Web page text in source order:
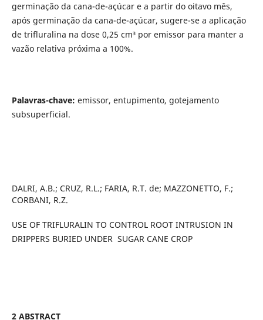
germinação da cana-de-açúcar e a partir do oitavo mês,
após germinação da cana-de-açúcar, sugere-se a aplicação
de trifluralina na dose 0,25 cm³ por emissor para manter a
vazão relativa próxima a 100%.
Palavras-chave: emissor, entupimento, gotejamento
subsuperficial.
DALRI, A.B.; CRUZ, R.L.; FARIA, R.T. de; MAZZONETTO, F.;
CORBANI, R.Z.
USE OF TRIFLURALIN TO CONTROL ROOT INTRUSION IN
DRIPPERS BURIED UNDER SUGAR CANE CROP
2 ABSTRACT